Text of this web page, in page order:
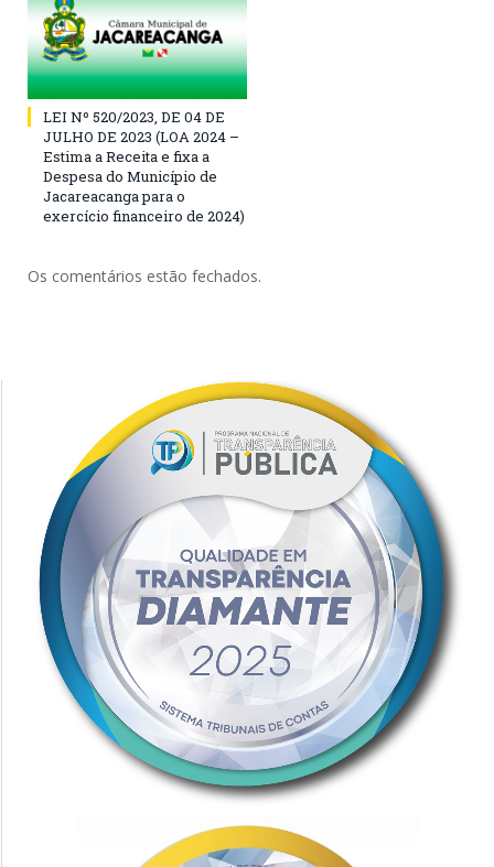
LEI Nº 520/2023, DE 04 DE
JULHO DE 2023 (LOA 2024 –
Estima a Receita e fixa a
Despesa do Município de
Jacareacanga para o
exercício financeiro de 2024)
Os comentários estão fechados.